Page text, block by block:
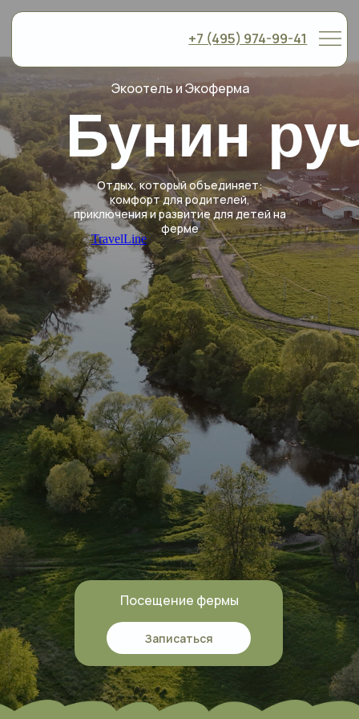
Отдых, который объединяет:
комфорт для родителей,
приключения и развитие для детей на
ферме
Экоотель и Экоферма
Бунин
TravelLine
Посещение фермы
Записаться